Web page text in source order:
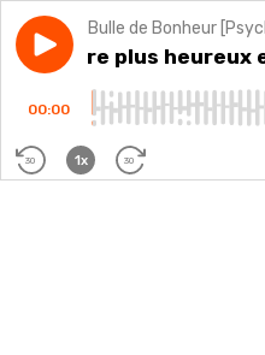
Play episode#151 - Etre plus
Bulle de Bonheur
- Etre plus heureux
00:00
30 1x 30